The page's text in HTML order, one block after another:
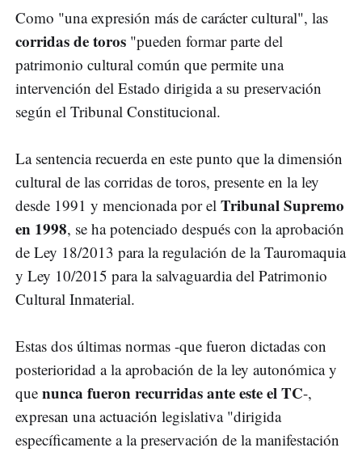
Como "una expresión más de carácter cultural", las
corridas de toros "pueden formar parte del
patrimonio cultural común que permite una
intervención del Estado dirigida a su preservación
según el Tribunal Constitucional.
La sentencia recuerda en este punto que la dimensión
cultural de las corridas de toros, presente en la ley
desde 1991 y mencionada por el Tribunal Supremo
en 1998, se ha potenciado después con la aprobación
de Ley 18/2013 para la regulación de la Tauromaquia
y Ley 10/2015 para la salvaguardia del Patrimonio
Cultural Inmaterial.
Estas dos últimas normas -que fueron dictadas con
posterioridad a la aprobación de la ley autonómica y
que nunca fueron recurridas ante este el TC-,
expresan una actuación legislativa "dirigida
específicamente a la preservación de la manifestación